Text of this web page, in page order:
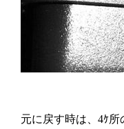
元に戻す時は、4ｹ所